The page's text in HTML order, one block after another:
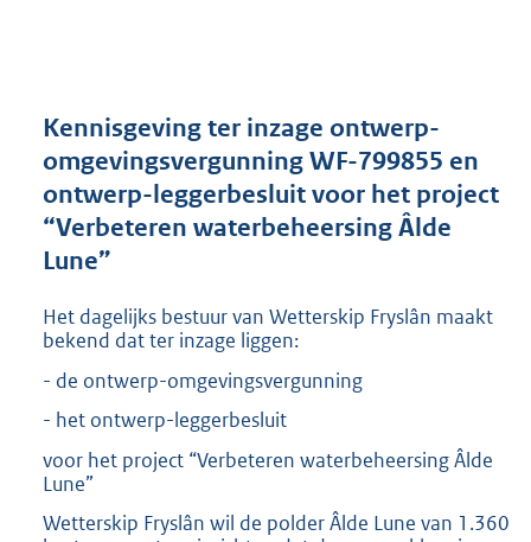
r
o
t
t
6
b
Kennisgeving ter inzage ontwerp-
omgevingsvergunning WF-799855 en
ontwerp-leggerbesluit voor het project
“Verbeteren waterbeheersing Âlde
Lune”
Het dagelijks bestuur van Wetterskip Fryslân maakt
bekend dat ter inzage liggen:
- de ontwerp-omgevingsvergunning
- het ontwerp-leggerbesluit
voor het project “Verbeteren waterbeheersing Âlde
Lune”
Wetterskip Fryslân wil de polder Âlde Lune van 1.360